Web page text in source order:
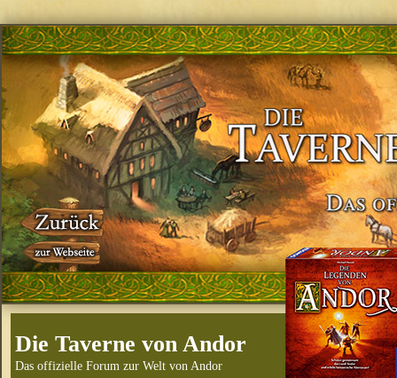
Die Taverne von Andor
Das offizielle Forum zur Welt von Andor